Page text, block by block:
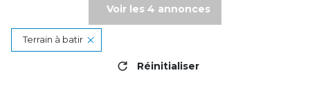
Voir les 4 annonces
Terrain à batir
Réinitialiser